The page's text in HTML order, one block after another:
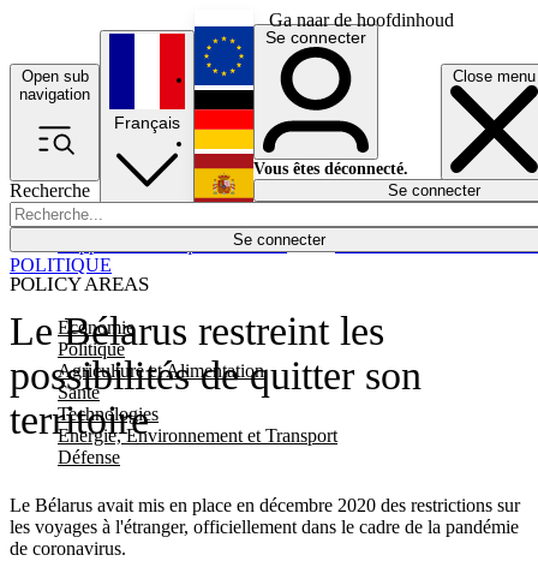
Ga naar de hoofdinhoud
Open sub
navigation
Close menu
Recherche
Se connecter
POLICY AREAS
Economie
Politique
Agriculture et Alimentation
Santé
Technologies
Energie, Environnement et Transport
Défense
Économie
Français
English
Deutsch
Español
Se connecter
Vous êtes déconnecté.
Se connecter
Le Bélarus restreint les
possibilités de quitter son
territoire
Le Bélarus avait mis en place en décembre 2020 des restrictions sur
les voyages à l'étranger, officiellement dans le cadre de la pandémie
de coronavirus.
POLITIQUE